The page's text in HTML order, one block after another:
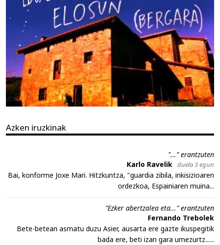
Azken iruzkinak
"..." erantzuten
Karlo Ravelik duela 3 egun
Bai, konforme Joxe Mari. Hitzkuntza, "guardia zibila, inkisizioaren
ordezkoa, Espainiaren muina...
"Ezker abertzalea eta..." erantzuten
Fernando Trebolek
Bete-betean asmatu duzu Asier, ausarta ere gazte ikuspegitik
bada ere, beti izan gara umezurtz......